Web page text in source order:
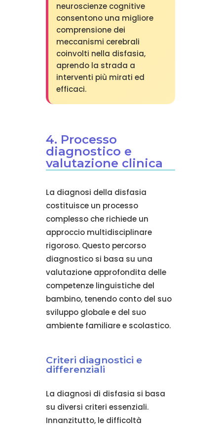
neuroscienze cognitive
consentono una migliore
comprensione dei
meccanismi cerebrali
coinvolti nella disfasia,
aprendo la strada a
interventi più mirati ed
efficaci.
4. Processo
diagnostico e
valutazione clinica
La diagnosi della disfasia
costituisce un processo
complesso che richiede un
approccio multidisciplinare
rigoroso. Questo percorso
diagnostico si basa su una
valutazione approfondita delle
competenze linguistiche del
bambino, tenendo conto del suo
sviluppo globale e del suo
ambiente familiare e scolastico.
Criteri diagnostici e
differenziali
La diagnosi di disfasia si basa
su diversi criteri essenziali.
Innanzitutto, le difficoltà